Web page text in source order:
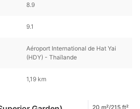
8.9
9.1
Aéroport International de Hat Yai
(HDY) - Thaïlande
1,19 km
20 m²/215 ft²